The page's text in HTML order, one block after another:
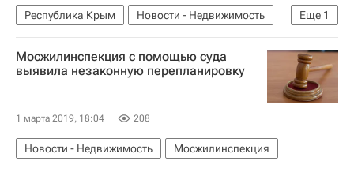
Еще 1
Республика Крым
Новости - Недвижимость
Пляжи
Мосжилинспекция с помощью суда
выявила незаконную перепланировку
1 марта 2019, 18:04 208
Новости - Недвижимость Мосжилинспекция